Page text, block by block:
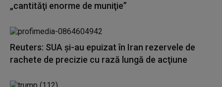
„cantităţi enorme de muniţie”
Reuters: SUA şi-au epuizat în Iran rezervele de
rachete de precizie cu rază lungă de acţiune